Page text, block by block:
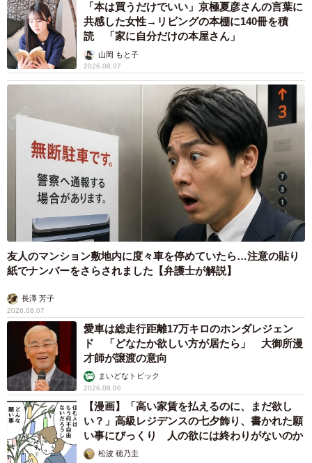
「本は買うだけでいい」京極夏彦さんの言葉に
共感した女性→リビングの本棚に140冊を積
読 「家に自分だけの本屋さん」
山岡 もと子
2026.08.07
友人のマンション敷地内に度々車を停めていたら…注意の貼り
紙でナンバーをさらされました【弁護士が解説】
長澤 芳子
2026.08.07
愛車は総走行距離17万キロのホンダレジェン
ド 「どなたか欲しい方が居たら」 大御所漫
才師が譲渡の意向
まいどなトピック
2026.08.06
【漫画】「高い家賃を払えるのに、まだ欲し
い？」高級レジデンスの七夕飾り、書かれた願
い事にびっくり 人の欲には終わりがないのか
松波 穂乃圭